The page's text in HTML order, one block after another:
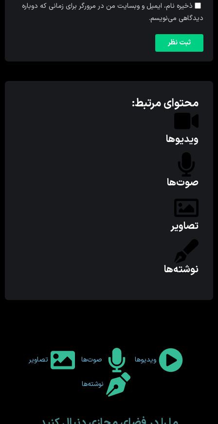
ذخیره نام، ایمیل و وبسایت من در مرورگر برای زمانی که دوباره
دیدگاهی می‌نویسم.
محتوای مرتبط:
ویدیوها
صوت‌ها
تصاویر
نوشته‌ها
ویدیوها صوت‌ها تصاویر
نوشته‌ها